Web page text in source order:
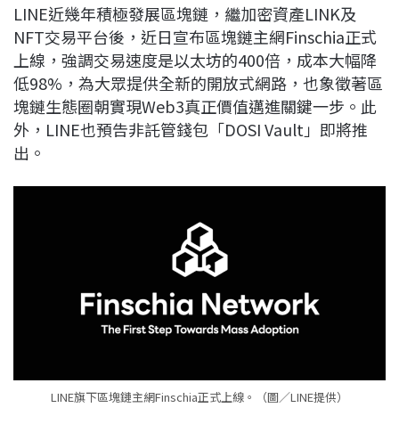
b
o
o
k
a
d
s
e
d
I
n
L
i
n
k
LINE近幾年積極發展區塊鏈，繼加密資產LINK及
NFT交易平台後，近日宣布區塊鏈主網Finschia正式
上線，強調交易速度是以太坊的400倍，成本大幅降
低98%，為大眾提供全新的開放式網路，也象徵著區
塊鏈生態圈朝實現Web3真正價值邁進關鍵一步。此
外，LINE也預告非託管錢包「DOSI Vault」即將推
出。
LINE旗下區塊鏈主網Finschia正式上線。（圖／LINE提供）